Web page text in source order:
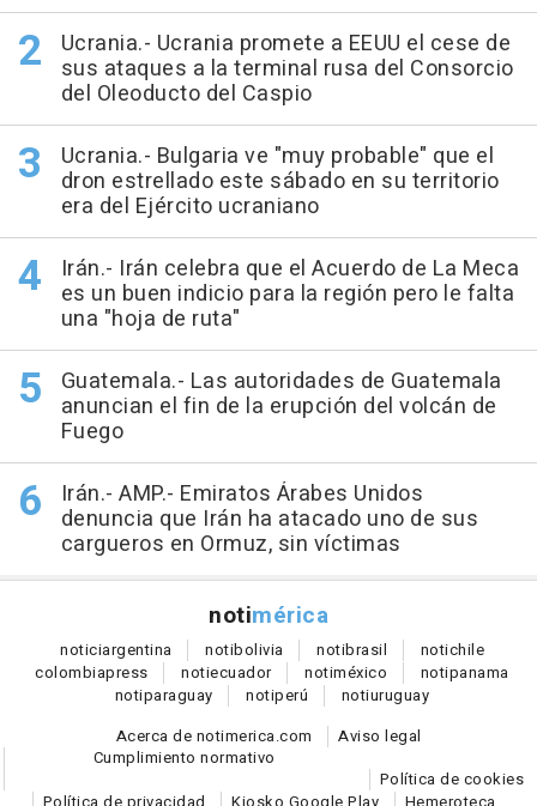
Ucrania.- Ucrania promete a EEUU el cese de
sus ataques a la terminal rusa del Consorcio
del Oleoducto del Caspio
Ucrania.- Bulgaria ve "muy probable" que el
dron estrellado este sábado en su territorio
era del Ejército ucraniano
Irán.- Irán celebra que el Acuerdo de La Meca
es un buen indicio para la región pero le falta
una "hoja de ruta"
Guatemala.- Las autoridades de Guatemala
anuncian el fin de la erupción del volcán de
Fuego
Irán.- AMP.- Emiratos Árabes Unidos
denuncia que Irán ha atacado uno de sus
cargueros en Ormuz, sin víctimas
notimérica
noticiargentina notibolivia notibrasil notichile
colombiapress notiecuador notiméxico notipanama
notiparaguay notiperú notiuruguay
Acerca de notimerica.com
Aviso legal
Cumplimiento normativo
Política de cookies